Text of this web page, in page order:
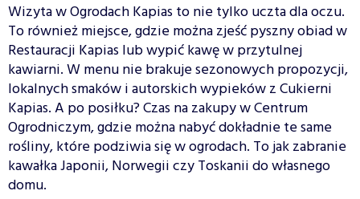
Wizyta w Ogrodach Kapias to nie tylko uczta dla oczu.
To również miejsce, gdzie można zjeść pyszny obiad w
Restauracji Kapias lub wypić kawę w przytulnej
kawiarni. W menu nie brakuje sezonowych propozycji,
lokalnych smaków i autorskich wypieków z Cukierni
Kapias. A po posiłku? Czas na zakupy w Centrum
Ogrodniczym, gdzie można nabyć dokładnie te same
rośliny, które podziwia się w ogrodach. To jak zabranie
kawałka Japonii, Norwegii czy Toskanii do własnego
domu.